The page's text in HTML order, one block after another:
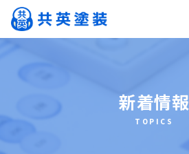
新着情報
TOPICS